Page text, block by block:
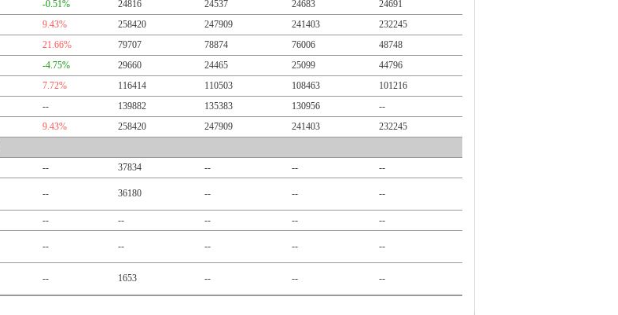
-0.51% 24816 24537 24683
24691
9.43% 258420 247909 241403
232245
21.66% 79707 78874 76006
48748
-4.75% 29660 24465 25099
44796
7.72% 116414 110503 108463
101216
-- 139882 135383 130956
--
9.43% 258420 247909 241403
232245
-- 37834 -- --
--
-- 36180 -- -- --
-- -- -- --
--
-- -- -- -- --
-- 1653 -- -- --